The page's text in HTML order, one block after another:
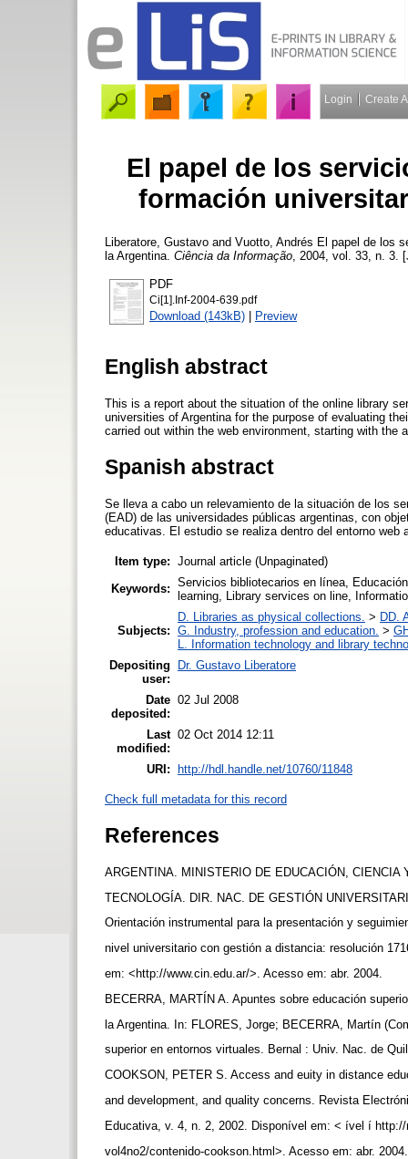
Login Create
El papel de los
formación
Liberatore, Gustavo and Vuotto, Andrés El papel de los
la Argentina. Ciência da Informação , 2004, vol. 33, n. 3.
PDF
Ci[1].Inf-2004-639.pdf
Download (143kB) | Preview
English abstract
This is a report about the situation of the online library
universities of Argentina for the purpose of evaluating
carried out within the web environment, starting with
Spanish abstract
Se lleva a cabo un relevamiento de la situación de los
(EAD) de las universidades públicas argentinas, con
educativas. El estudio se realiza dentro del entorno
Item type: Journal article (Unpaginated)
Keywords: Servicios bibliotecarios en línea,
learning, Library services on line,
Subjects:
D. Libraries as physical collections. > DD.
G. Industry, profession and education. >
L. Information technology and library
Depositing
user:
Dr. Gustavo Liberatore
Date
deposited:
02 Jul 2008
Last
modified:
02 Oct 2014 12:11
URI: http://hdl.handle.net/10760/11848
Check full metadata for this record
References
ARGENTINA. MINISTERIO DE EDUCACIÓN, CIENCIA
TECNOLOGÍA. DIR. NAC. DE GESTIÓN
Orientación instrumental para la presentación y
nivel universitario con gestión a distancia: resolución
em: <http://www.cin.edu.ar/>. Acesso em: abr. 2004.
BECERRA, MARTÍN A. Apuntes sobre educación
la Argentina. In: FLORES, Jorge; BECERRA, Martín
superior en entornos virtuales. Bernal : Univ. Nac. de
COOKSON, PETER S. Access and euity in distance
and development, and quality concerns. Revista
Educativa, v. 4, n. 2, 2002. Disponível em: < ível í
vol4no2/contenido-cookson.html>. Acesso em: abr.